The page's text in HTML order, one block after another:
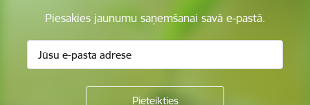
Piesakies jaunumu saņemšanai savā e-pastā.